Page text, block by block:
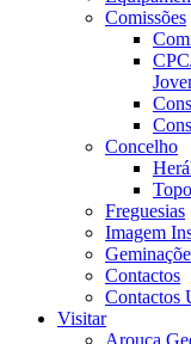
Comissões
Concelho
Freguesias
Imagem
Contactos
Contactos
Visitar
Arouca